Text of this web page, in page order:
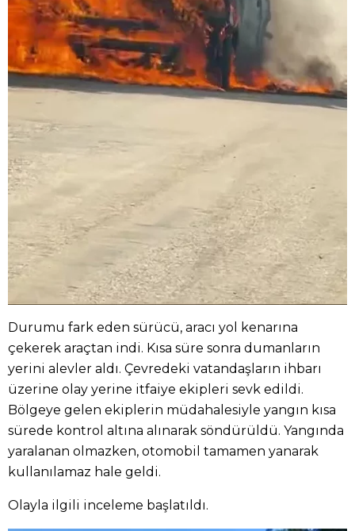
Durumu fark eden sürücü, aracı yol kenarına
çekerek araçtan indi. Kısa süre sonra dumanların
yerini alevler aldı. Çevredeki vatandaşların ihbarı
üzerine olay yerine itfaiye ekipleri sevk edildi.
Bölgeye gelen ekiplerin müdahalesiyle yangın kısa
sürede kontrol altına alınarak söndürüldü. Yangında
yaralanan olmazken, otomobil tamamen yanarak
kullanılamaz hale geldi.
Olayla ilgili inceleme başlatıldı.